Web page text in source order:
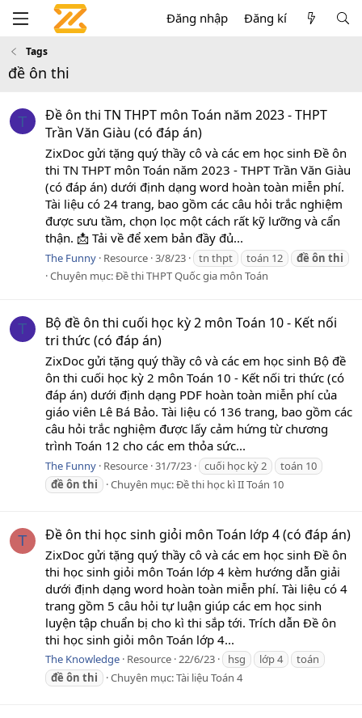
Đăng nhập Đăng kí
Tags
đề ôn thi
T
Đề ôn thi TN THPT môn Toán năm 2023 - THPT
Trần Văn Giàu (có đáp án)
ZixDoc gửi tặng quý thầy cô và các em học sinh Đề ôn
thi TN THPT môn Toán năm 2023 - THPT Trần Văn Giàu
(có đáp án) dưới định dạng word hoàn toàn miễn phí.
Tài liệu có 24 trang, bao gồm các câu hỏi trắc nghiệm
được sưu tầm, chọn lọc một cách rất kỹ lưỡng và cẩn
thận. 📩 Tải về để xem bản đầy đủ...
The Funny Resource 3/8/23 tn thpt toán 12 đề ôn thi
Chuyên mục:Đề thi THPT Quốc gia môn Toán
T
Bộ đề ôn thi cuối học kỳ 2 môn Toán 10 - Kết nối
tri thức (có đáp án)
ZixDoc gửi tặng quý thầy cô và các em học sinh Bộ đề
ôn thi cuối học kỳ 2 môn Toán 10 - Kết nối tri thức (có
đáp án) dưới định dạng PDF hoàn toàn miễn phí của
giáo viên Lê Bá Bảo. Tài liệu có 136 trang, bao gồm các
câu hỏi trắc nghiệm được lấy cảm hứng từ chương
trình Toán 12 cho các em thỏa sức...
The Funny Resource 31/7/23 cuối học kỳ 2
toán 10
đề ôn thi Chuyên mục:Đề thi học kì II Toán 10
T Đề ôn thi học sinh giỏi môn Toán lớp 4 (có đáp án)
ZixDoc gửi tặng quý thầy cô và các em học sinh Đề ôn
thi học sinh giỏi môn Toán lớp 4 kèm hướng dẫn giải
dưới định dạng word hoàn toàn miễn phí. Tài liệu có 4
trang gồm 5 câu hỏi tự luận giúp các em học sinh
luyện tập chuẩn bị cho kì thi sắp tới. Trích dẫn Đề ôn
thi học sinh giỏi môn Toán lớp 4...
The Knowledge Resource 22/6/23 hsg lớp 4
toán
đề ôn thi Chuyên mục:Tài liệu Toán 4